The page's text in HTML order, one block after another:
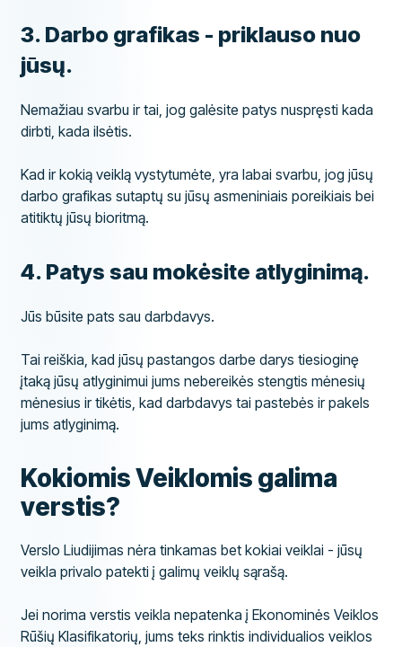
​3. Darbo grafikas - priklauso nuo
jūsų.
Nemažiau svarbu ir tai, jog galėsite patys nuspręsti kada
dirbti, kada ilsėtis.
Kad ir kokią veiklą vystytumėte, yra labai svarbu, jog jūsų
darbo grafikas sutaptų su jūsų asmeniniais poreikiais bei
atitiktų jūsų bioritmą.
​4. Patys sau mokėsite atlyginimą.
Jūs būsite pats sau darbdavys.
Tai reiškia, kad jūsų pastangos darbe darys tiesioginę
įtaką jūsų atlyginimui jums nebereikės stengtis mėnesių
mėnesius ir tikėtis, kad darbdavys tai pastebės ir pakels
jums atlyginimą.
Kokiomis Veiklomis galima
verstis?
Verslo Liudijimas nėra tinkamas bet kokiai veiklai - jūsų
veikla privalo patekti į galimų veiklų sąrašą.
Jei norima verstis veikla nepatenka į Ekonominės Veiklos
Rūšių Klasifikatorių, jums teks rinktis individualios veiklos